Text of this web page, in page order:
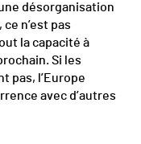
désorganisation
n’est pas
la capacité à
Si les
pas, l’Europe
avec d’autres